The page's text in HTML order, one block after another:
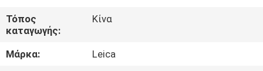
ΓΎΡΟΣ
ΕΡΓΟΣΤΑΣΊΩΝ
Τόπος
καταγωγής:
Κίνα
Μάρκα:
Leica